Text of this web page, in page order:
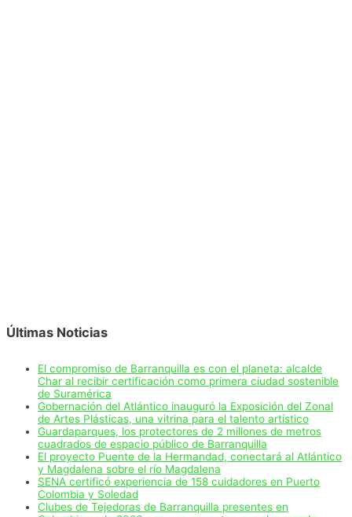
Últimas Noticias
El compromiso de Barranquilla es con el planeta: alcalde
Char al recibir certificación como primera ciudad sostenible
de Suramérica
Gobernación del Atlántico inauguró la Exposición del Zonal
de Artes Plásticas, una vitrina para el talento artístico
Guardaparques, los protectores de 2 millones de metros
cuadrados de espacio público de Barranquilla
El proyecto Puente de la Hermandad, conectará al Atlántico
y Magdalena sobre el río Magdalena
SENA certificó experiencia de 158 cuidadores en Puerto
Colombia y Soledad
Clubes de Tejedoras de Barranquilla presentes en